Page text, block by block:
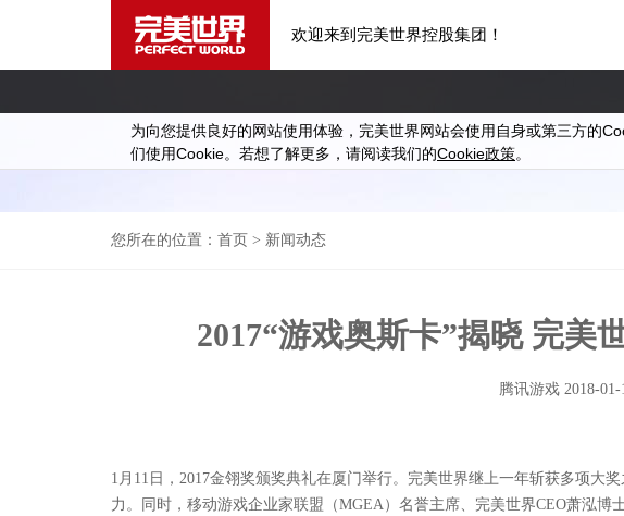
为向您提供良好的网站使用体验，完美世界网站会使用自身或第三方的
们使用Cookie。若想了解更多，请阅读我们的Cookie政策。
欢迎来到完美世界控股集团！
您所在的位置： 首页 > 新闻动态
2017“游戏奥斯卡”揭晓 完美
腾讯游戏 2018-01-
1月11日，2017金翎奖颁奖典礼在厦门举行。完美世界继上一年斩获多项大
力。同时，移动游戏企业家联盟（MGEA）名誉主席、完美世界CEO萧泓